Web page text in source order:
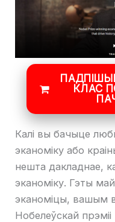
КЛАС
Калі вы бачыце
эканоміку або
нешта дакладнае,
эканоміку. Гэты
эканоміцы, вашым
Нобелеўскай